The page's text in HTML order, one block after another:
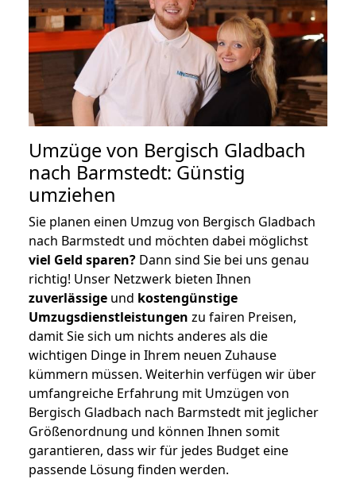
Umzüge von Bergisch Gladbach
nach Barmstedt: Günstig
umziehen
Sie planen einen Umzug von Bergisch Gladbach
nach Barmstedt und möchten dabei möglichst
viel Geld sparen? Dann sind Sie bei uns genau
richtig! Unser Netzwerk bieten Ihnen
zuverlässige und kostengünstige
Umzugsdienstleistungen zu fairen Preisen,
damit Sie sich um nichts anderes als die
wichtigen Dinge in Ihrem neuen Zuhause
kümmern müssen. Weiterhin verfügen wir über
umfangreiche Erfahrung mit Umzügen von
Bergisch Gladbach nach Barmstedt mit jeglicher
Größenordnung und können Ihnen somit
garantieren, dass wir für jedes Budget eine
passende Lösung finden werden.